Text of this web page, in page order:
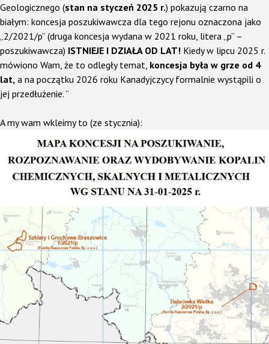
Geologicznego (stan na styczeń 2025 r.) pokazują czarno na
białym: koncesja poszukiwawcza dla tego rejonu oznaczona jako
„2/2021/p” (druga koncesja wydana w 2021 roku, litera „p” –
poszukiwawcza) ISTNIEJE I DZIAŁA OD LAT! Kiedy w lipcu 2025 r.
mówiono Wam, że to odległy temat, koncesja była w grze od 4
lat, a na początku 2026 roku Kanadyjczycy formalnie wystąpili o
jej przedłużenie. ”
A my wam wkleimy to (ze stycznia):